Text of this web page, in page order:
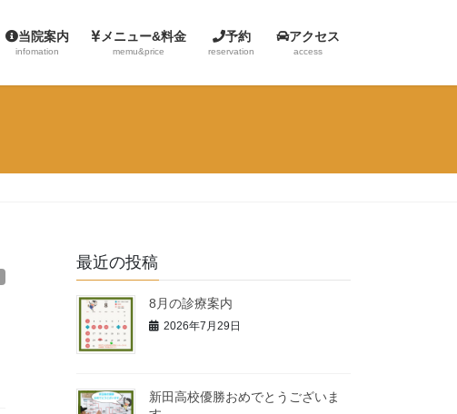
当院案内
infomation
メニュー&料金
memu&price
予約
reservation
アクセス
access
最近の投稿
8月の診療案内
2026年7月29日
新田高校優勝おめでとうございま